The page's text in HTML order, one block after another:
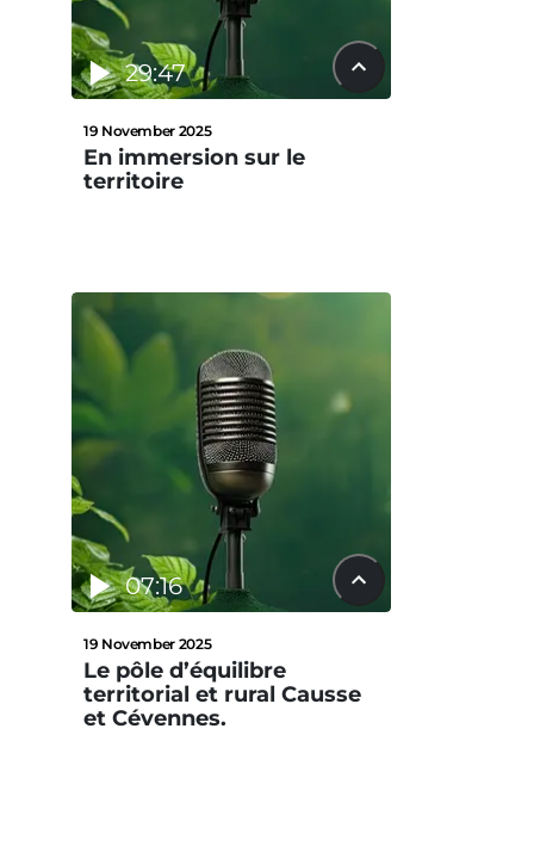
29:47
19 November 2025
En immersion sur le
territoire
07:16
19 November 2025
Le pôle d’équilibre
territorial et rural Causse
et Cévennes.